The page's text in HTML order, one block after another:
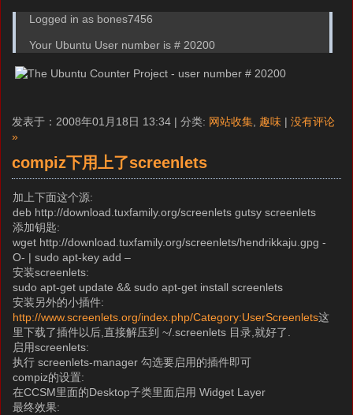
Logged in as bones7456
Your Ubuntu User number is # 20200
发表于：2008年01月18日 13:34 | 分类: 网站收集 趣味 | 没有评论
»
compiz下用上了screenlets
加上下面这个源:
deb http://download.tuxfamily.org/screenlets gutsy screenlets
添加钥匙:
wget http://download.tuxfamily.org/screenlets/hendrikkaju.gpg -
O- | sudo apt-key add –
安装screenlets:
sudo apt-get update && sudo apt-get install screenlets
安装另外的小插件:
http://www.screenlets.org/index.php/Category:UserScreenlets这
里下载了插件以后,直接解压到 ~/.screenlets 目录,就好了.
启用screenlets:
执行 screenlets-manager 勾选要启用的插件即可
compiz的设置:
在CCSM里面的Desktop子类里面启用 Widget Layer
最终效果: